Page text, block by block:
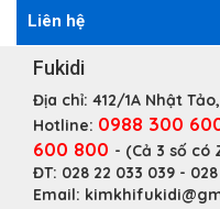
Liên hệ
Fukidi
Địa chỉ: 412/1A Nhật
Hotline: 0988 300
600 800 - (Cả 3 số có
ĐT: 028 22 033 039 -
Email: